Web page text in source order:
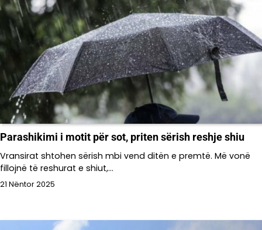
Parashikimi i motit për sot, priten sërish reshje shiu
Vransirat shtohen sërish mbi vend ditën e premtë. Më vonë
fillojnë të reshurat e shiut,…
21 Nëntor 2025